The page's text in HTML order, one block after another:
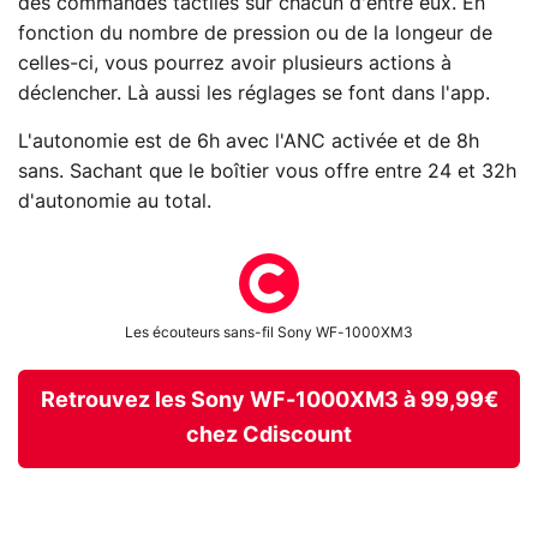
des commandes tactiles sur chacun d'entre eux. En
fonction du nombre de pression ou de la longeur de
celles-ci, vous pourrez avoir plusieurs actions à
déclencher. Là aussi les réglages se font dans l'app.
L'autonomie est de 6h avec l'ANC activée et de 8h
sans. Sachant que le boîtier vous offre entre 24 et 32h
d'autonomie au total.
Les écouteurs sans-fil Sony WF-1000XM3
Retrouvez les Sony WF-1000XM3 à 99,99€
chez Cdiscount